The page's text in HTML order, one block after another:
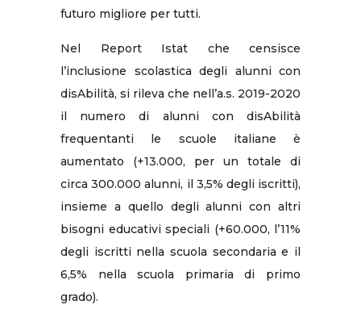
futuro migliore per tutti.
Nel Report Istat che censisce
l’inclusione scolastica degli alunni con
disAbilità, si rileva che nell’a.s. 2019-2020
il numero di alunni con disAbilità
frequentanti le scuole italiane è
aumentato (+13.000, per un totale di
circa 300.000 alunni, il 3,5% degli iscritti),
insieme a quello degli alunni con altri
bisogni educativi speciali (+60.000, l’11%
degli iscritti nella scuola secondaria e il
6,5% nella scuola primaria di primo
grado).